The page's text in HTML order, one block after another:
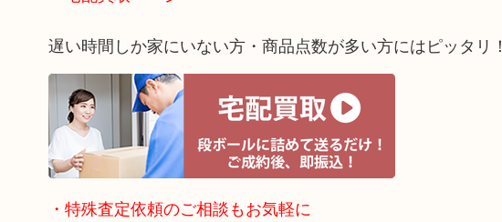
遅い時間しか家にいない方・商品点数が多い方にはピッタリ！
・特殊査定依頼のご相談もお気軽に